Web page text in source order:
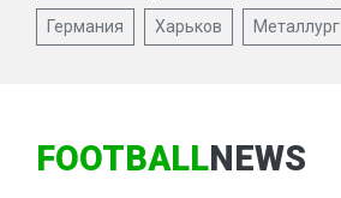
Германия Харьков Металлург
FOOTBALLNEWS